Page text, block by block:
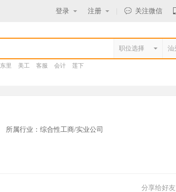
登录 注册 关注微信
东里 美工 客服 会计 莲下
所属行业：综合性工商/实业公司
分享给好友